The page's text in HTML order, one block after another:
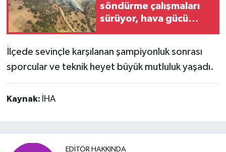
söndürme çalışmaları
sürüyor, hava gücü
İlçede sevinçle karşılanan şampiyonluk sonrası
sporcular ve teknik heyet büyük mutluluk yaşadı.
Kaynak: İHA
EDITÖR HAKKINDA